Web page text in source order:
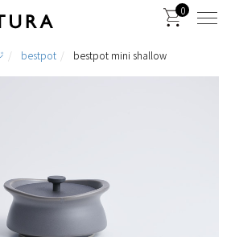
0
bestpot bestpot mini shallow